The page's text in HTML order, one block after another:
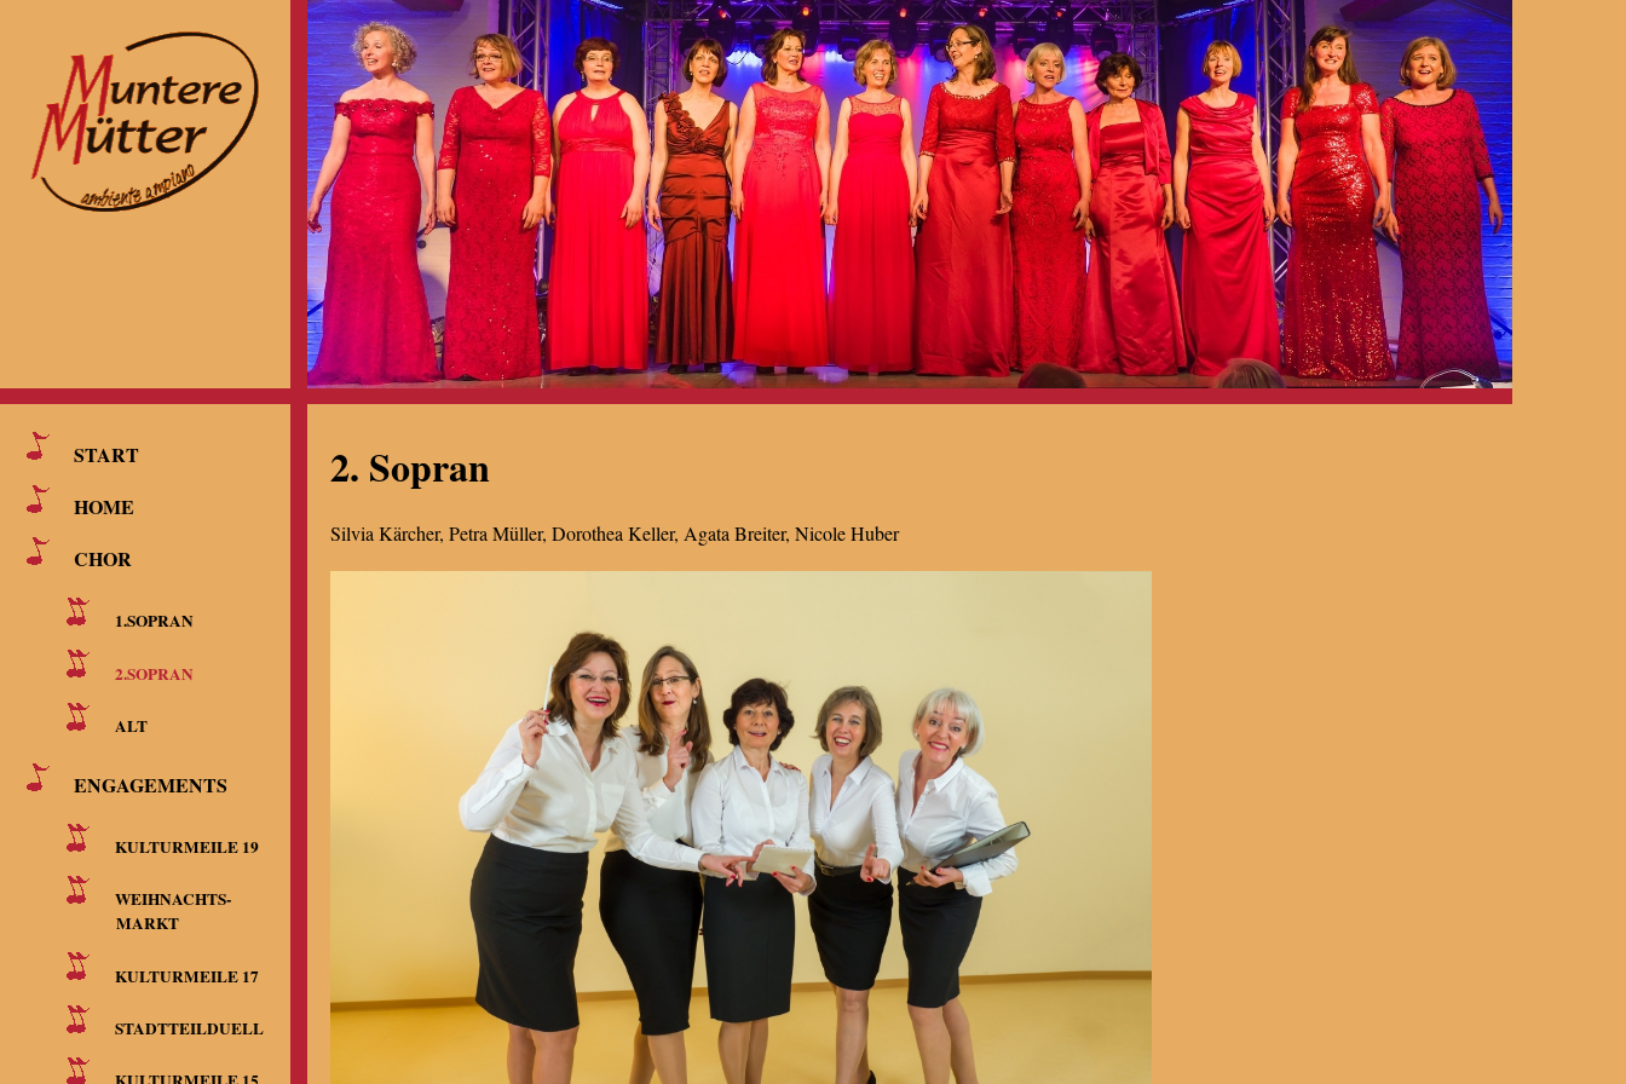
START
HOME
CHOR
1.SOPRAN
2.SOPRAN
ALT
ENGAGEMENTS
KULTURMEILE 19
WEIHNACHTS-
MARKT
KULTURMEILE 17
STADTTEILDUELL
2. Sopran
Silvia Kärcher, Petra Müller, Dorothea Keller, Agata Breiter, Nicole Huber